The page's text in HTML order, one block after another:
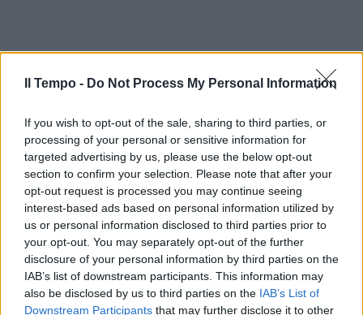
Il Tempo - Do Not Process My Personal Information
If you wish to opt-out of the sale, sharing to third parties, or
processing of your personal or sensitive information for
targeted advertising by us, please use the below opt-out
section to confirm your selection. Please note that after your
opt-out request is processed you may continue seeing
interest-based ads based on personal information utilized by
us or personal information disclosed to third parties prior to
your opt-out. You may separately opt-out of the further
disclosure of your personal information by third parties on the
IAB’s list of downstream participants. This information may
also be disclosed by us to third parties on the IAB’s List of
Downstream Participants that may further disclose it to other